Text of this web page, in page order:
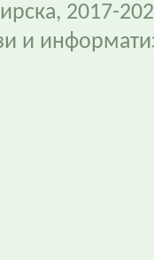
2017-
и